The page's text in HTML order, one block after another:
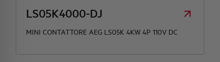
LS05K4000-DJ
MINI CONTATTORE AEG LS05K 4KW 4P 110V DC